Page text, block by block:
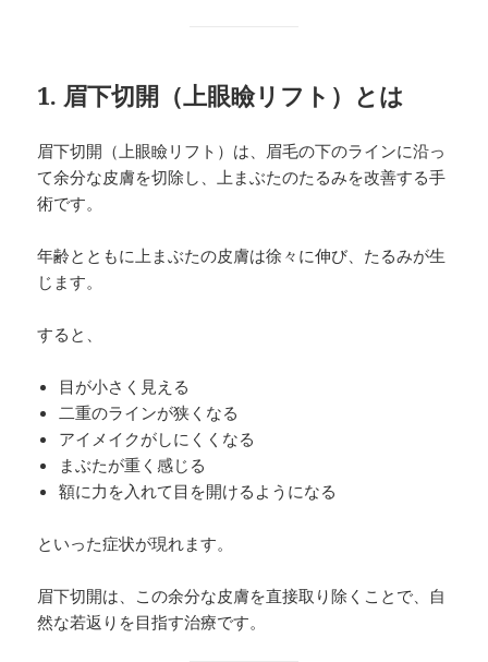
1. 眉下切開（上眼瞼リフト）とは
眉下切開（上眼瞼リフト）は、眉毛の下のラインに沿っ
て余分な皮膚を切除し、上まぶたのたるみを改善する手
術です。
年齢とともに上まぶたの皮膚は徐々に伸び、たるみが生
じます。
すると、
目が小さく見える
二重のラインが狭くなる
アイメイクがしにくくなる
まぶたが重く感じる
額に力を入れて目を開けるようになる
といった症状が現れます。
眉下切開は、この余分な皮膚を直接取り除くことで、自
然な若返りを目指す治療です。